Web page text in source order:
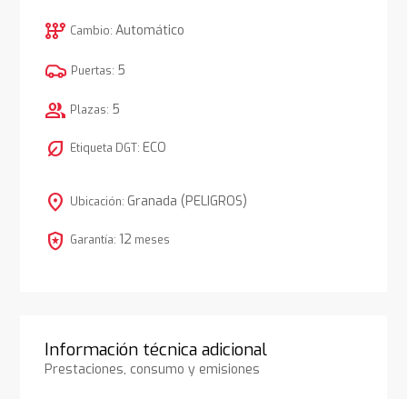
auto_transmission Cambio: Automático
Puertas: 5
group Plazas: 5
nest_eco_leaf Etiqueta DGT: ECO
location_on Ubicación: Granada (PELIGROS)
local_police Garantía: 12 meses
Información técnica adicional
Prestaciones, consumo y emisiones